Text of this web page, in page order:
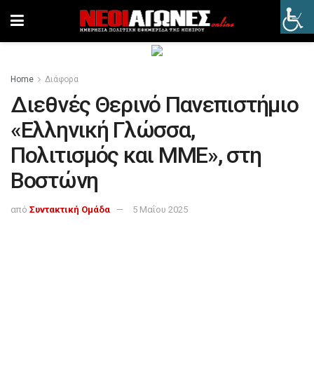
Home Διάφορα
Διεθνές Θερινό Πανεπιστήμιο
«Ελληνική Γλώσσα,
Πολιτισμός και ΜΜΕ», στη
Βοστώνη
από Συντακτική Ομάδα 5 Μαΐου 2025